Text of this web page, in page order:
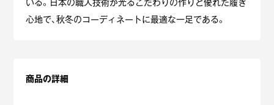
心地で、秋冬のコーディネートに最適な一足である。
商品の詳細